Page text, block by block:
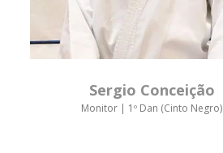
Sergio Conceição
Monitor | 1º Dan (Cinto Negro)